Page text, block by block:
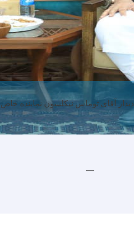
دیدار آقای توماس نیکلسون نماینده